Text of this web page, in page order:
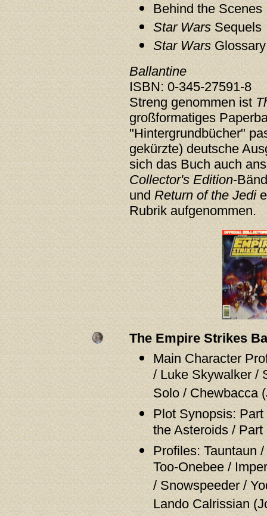
Behind the Scenes
Star WarsSequels
Star WarsGlossary
Ballantine
ISBN: 0-345-27591-8
Streng genommen ist
großformatiges
"Hintergrundbücher"
gekürzte) deutsche
sich das Buch auch
Collector's Edition-
undReturn of the Jedi
Rubrik aufgenommen.
The Empire Strikes
Main Character
/ Luke Skywalker /
Solo / Chewbacca
Plot Synopsis:
the Asteroids /
Profiles: Tauntaun
Too-Onebee /
/ Snowspeeder /
Lando Calrissian